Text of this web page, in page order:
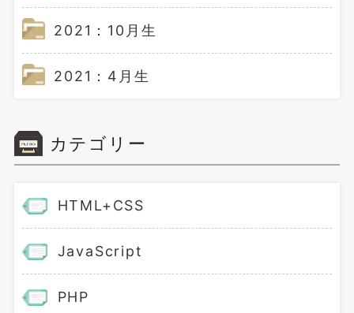
2021：10月生
2021：4月生
カテゴリー
HTML+CSS
JavaScript
PHP